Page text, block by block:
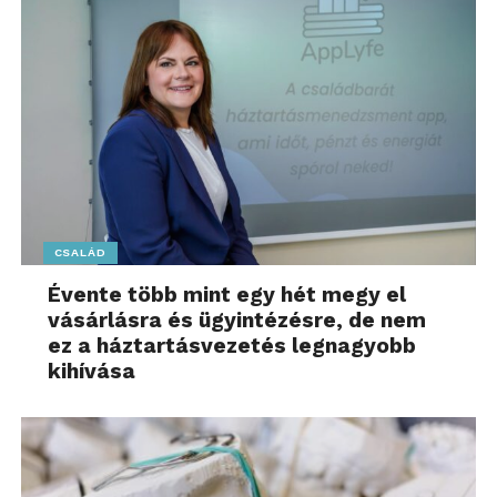
CSALÁD
Évente több mint egy hét megy el
vásárlásra és ügyintézésre, de nem
ez a háztartásvezetés legnagyobb
kihívása